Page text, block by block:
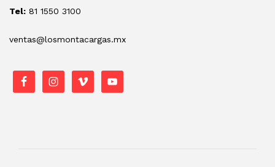
Tel: 81 1550 3100
ventas@losmontacargas.mx